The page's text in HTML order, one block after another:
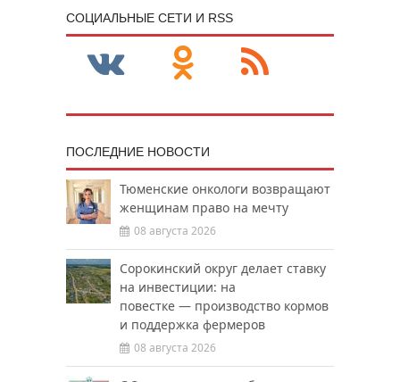
CОЦИАЛЬНЫЕ СЕТИ И RSS
ПОСЛЕДНИЕ НОВОСТИ
Тюменские онкологи возвращают
женщинам право на мечту
08 августа 2026
Сорокинский округ делает ставку
на инвестиции: на
повестке — производство кормов
и поддержка фермеров
08 августа 2026